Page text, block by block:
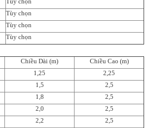
Tùy chọn
Tùy chọn
Tùy chọn
Chiều Dài (m)
Chiều Cao (m)
1,25
2,25
1,5
2,5
1,8
2,5
2,0
2,5
2,2
2,5